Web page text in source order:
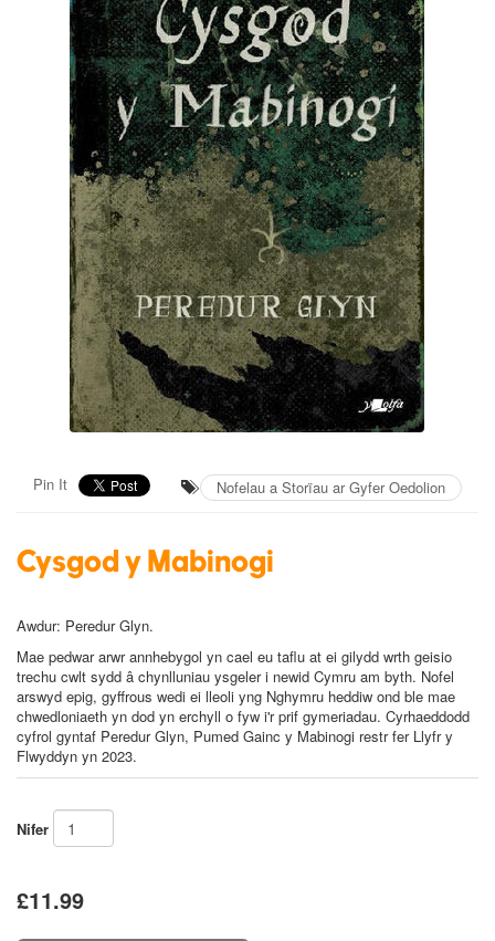
Pin It Nofelau a Storïau ar Gyfer Oedolion
Cysgod y Mabinogi
Awdur: Peredur Glyn.
Mae pedwar arwr annhebygol yn cael eu taflu at ei gilydd wrth geisio
trechu cwlt sydd â chynlluniau ysgeler i newid Cymru am byth. Nofel
arswyd epig, gyffrous wedi ei lleoli yng Nghymru heddiw ond ble mae
chwedloniaeth yn dod yn erchyll o fyw i'r prif gymeriadau. Cyrhaeddodd
cyfrol gyntaf Peredur Glyn, Pumed Gainc y Mabinogi restr fer Llyfr y
Flwyddyn yn 2023.
Nifer
£11.99